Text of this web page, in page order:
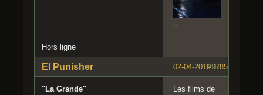
..
Hors ligne
#973
02-04-2019 18:50:38
El Punisher
"La Grande"
Les films de